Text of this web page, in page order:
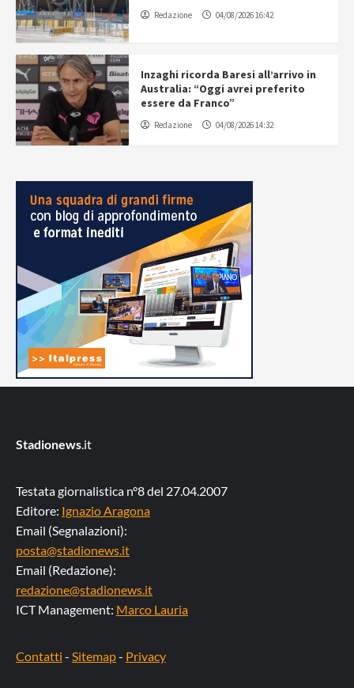
Redazione 04/08/2026 16:42
Inzaghi ricorda Baresi all’arrivo in
Australia: “Oggi avrei preferito
essere da Franco”
Redazione 04/08/2026 14:32
Stadionews .it
Testata giornalistica n°8 del 27.04.2007
Editore: Ignazio Aragona
Email (Segnalazioni):
posta@stadionews.it
Email (Redazione):
redazione@stadionews.it
ICT Management: Marco Lauria
Contatti - Sitemap- Privacy